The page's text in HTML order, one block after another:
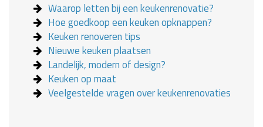
Waarop letten bij een keukenrenovatie?
Hoe goedkoop een keuken opknappen?
Keuken renoveren tips
Nieuwe keuken plaatsen
Landelijk, modern of design?
Keuken op maat
Veelgestelde vragen over keukenrenovaties